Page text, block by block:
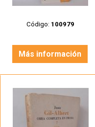
Código: 100979
Más información